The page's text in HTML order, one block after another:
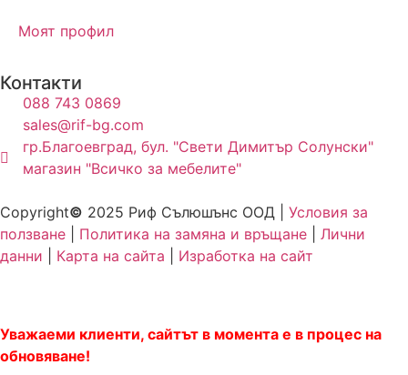
Моят профил
Контакти
088 743 0869
sales@rif-bg.com
гр.Благоевград, бул. "Свети Димитър Солунски"
магазин "Всичко за мебелите"
Copyright© 2025 Риф Сълюшънс ООД | Условия за
ползване
Политика на замяна и връщане
Лични
данни
Карта на сайта Изработка на сайт
Уважаеми клиенти, сайтът в момента е в процес на
обновяване!